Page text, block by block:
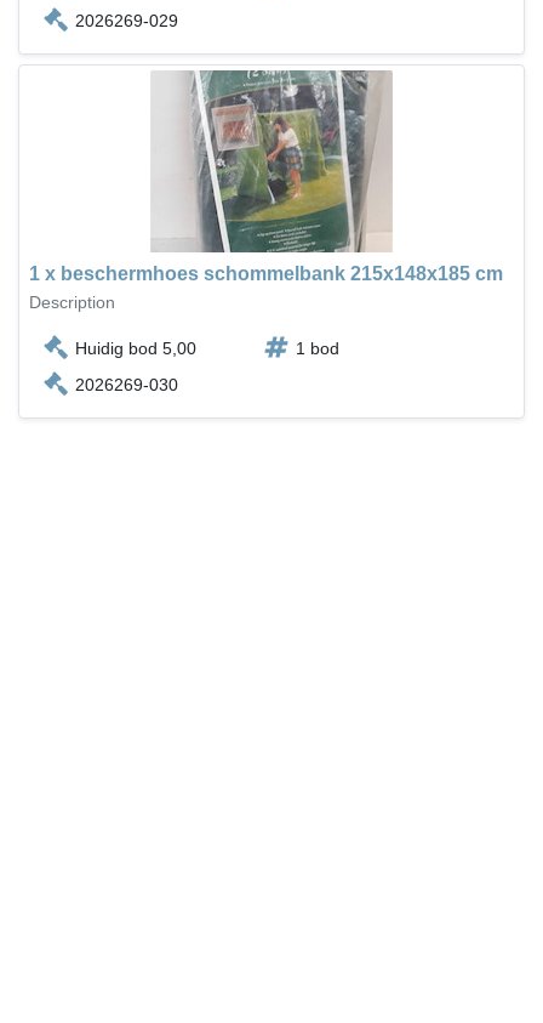
2026269-029
1 x beschermhoes schommelbank 215x148x185 cm
Description
Huidig bod 5,00
1 bod
2026269-030